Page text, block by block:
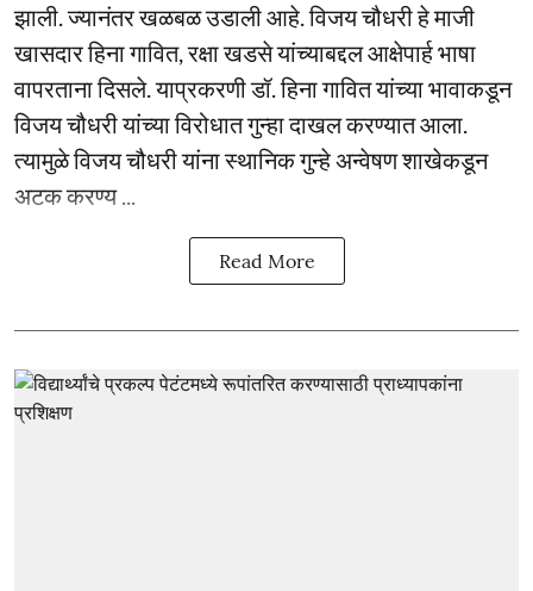
झाली. ज्यानंतर खळबळ उडाली आहे. विजय चौधरी हे माजी
खासदार हिना गावित, रक्षा खडसे यांच्याबद्दल आक्षेपार्ह भाषा
वापरताना दिसले. याप्रकरणी डॉ. हिना गावित यांच्या भावाकडून
विजय चौधरी यांच्या विरोधात गुन्हा दाखल करण्यात आला.
त्यामुळे विजय चौधरी यांना स्थानिक गुन्हे अन्वेषण शाखेकडून
अटक करण्य ...
Read More